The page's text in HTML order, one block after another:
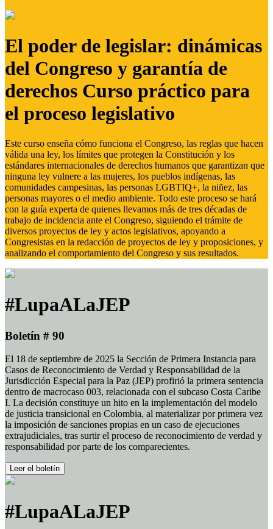
El poder de legislar: dinámicas
del Congreso y garantía de
derechos Curso práctico para
el proceso legislativo
Este curso enseña cómo funciona el Congreso, las reglas que hacen
válida una ley, los límites que protegen la Constitución y los
estándares internacionales de derechos humanos que garantizan que
ninguna ley vulnere a las mujeres, los pueblos indígenas, las
comunidades campesinas, las personas LGBTIQ+, la niñez, las
personas mayores o el medio ambiente. Todo este proceso se hará
con la guía experta de quienes llevamos más de tres décadas de
trabajo de incidencia ante el Congreso, siguiendo el trámite de
diversos proyectos de ley y actos legislativos, apoyando a
Congresistas en la redacción de proyectos de ley y proposiciones, y
analizando el comportamiento del Congreso y sus resultados.
#LupaALaJEP
Boletín # 90
El 18 de septiembre de 2025 la Sección de Primera Instancia para
Casos de Reconocimiento de Verdad y Responsabilidad de la
Jurisdicción Especial para la Paz (JEP) profirió la primera sentencia
dentro de macrocaso 003, relacionada con el subcaso Costa Caribe
I. La decisión constituye un hito en la implementación del modelo
de justicia transicional en Colombia, al materializar por primera vez
la imposición de sanciones propias en un caso de ejecuciones
extrajudiciales, tras surtir el proceso de reconocimiento de verdad y
responsabilidad por parte de los comparecientes.
Leer el boletín
#LupaALaJEP